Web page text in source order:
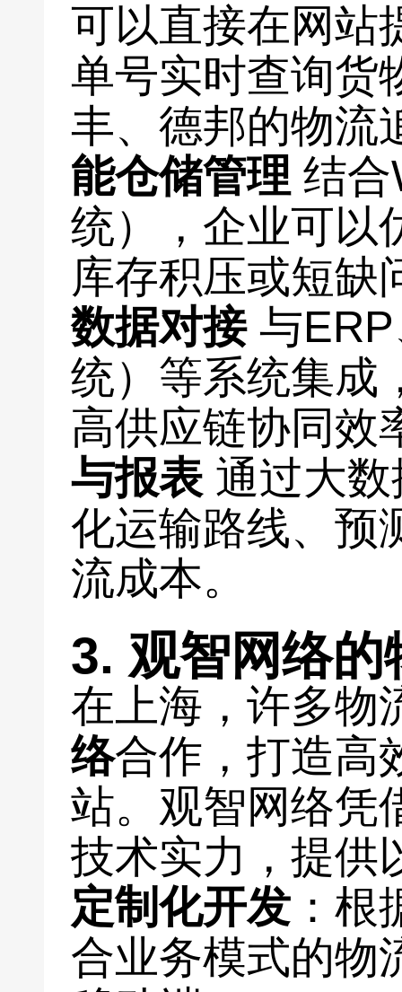
可以直接在网站
单号实时查询货
丰、德邦的物流
能仓储管理 结
统），企业可以
库存积压或短缺
数据对接与ERP
统）等系统集成
高供应链协同效
与报表 通过大
化运输路线、预
流成本。
3. 观智网络的
在上海，许多物
络合作，打造高
站。观智网络凭
技术实力，提供
定制化开发 ：
合业务模式的物